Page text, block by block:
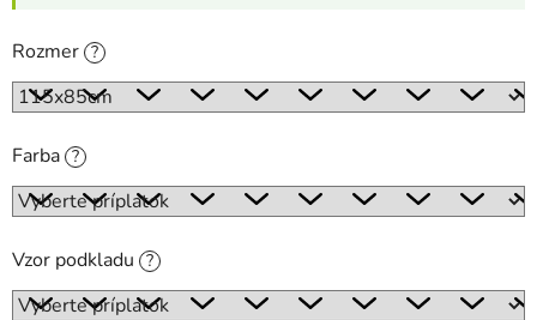
Rozmer ?
Farba ?
Vzor podkladu ?